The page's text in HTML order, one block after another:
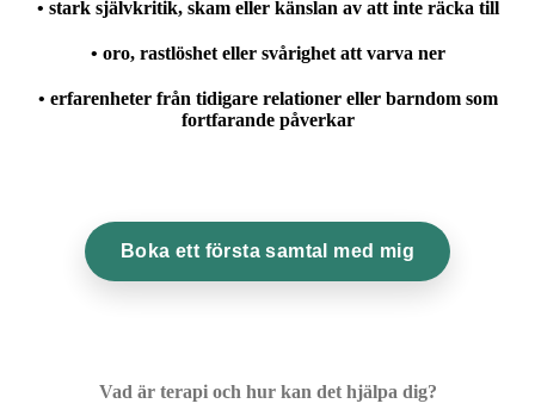
• stark självkritik, skam eller känslan av att inte räcka till
• oro, rastlöshet eller svårighet att varva ner
• erfarenheter från tidigare relationer eller barndom som
fortfarande påverkar
Boka ett första samtal med mig
Vad är terapi och hur kan det hjälpa dig?